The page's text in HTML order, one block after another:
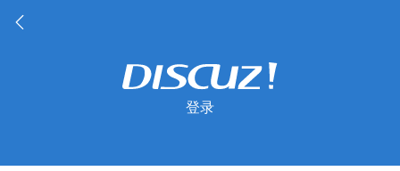
登录